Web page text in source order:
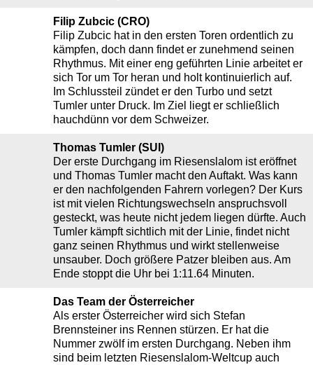
Filip Zubcic (CRO)
Filip Zubcic hat in den ersten Toren ordentlich zu
kämpfen, doch dann findet er zunehmend seinen
Rhythmus. Mit einer eng geführten Linie arbeitet er
sich Tor um Tor heran und holt kontinuierlich auf.
Im Schlussteil zündet er den Turbo und setzt
Tumler unter Druck. Im Ziel liegt er schließlich
hauchdünn vor dem Schweizer.
Thomas Tumler (SUI)
Der erste Durchgang im Riesenslalom ist eröffnet
und Thomas Tumler macht den Auftakt. Was kann
er den nachfolgenden Fahrern vorlegen? Der Kurs
ist mit vielen Richtungswechseln anspruchsvoll
gesteckt, was heute nicht jedem liegen dürfte. Auch
Tumler kämpft sichtlich mit der Linie, findet nicht
ganz seinen Rhythmus und wirkt stellenweise
unsauber. Doch größere Patzer bleiben aus. Am
Ende stoppt die Uhr bei 1:11.64 Minuten.
Das Team der Österreicher
Als erster Österreicher wird sich Stefan
Brennsteiner ins Rennen stürzen. Er hat die
Nummer zwölf im ersten Durchgang. Neben ihm
sind beim letzten Riesenslalom-Weltcup auch